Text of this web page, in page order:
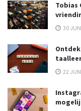
Tobias
30
22